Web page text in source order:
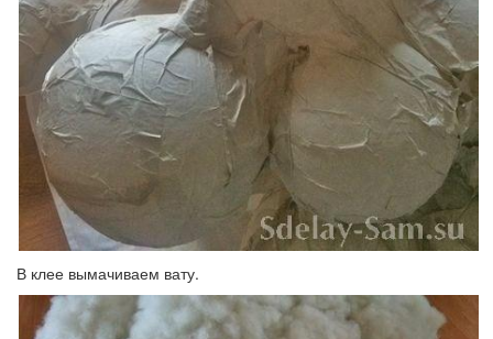
В клее вымачиваем вату.